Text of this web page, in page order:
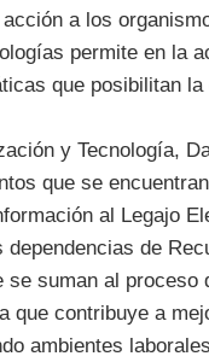
a los
permite en la
que posibilitan
y Tecnología,
que se
al Legajo
de
suman al proceso
que contribuye a
ambientes